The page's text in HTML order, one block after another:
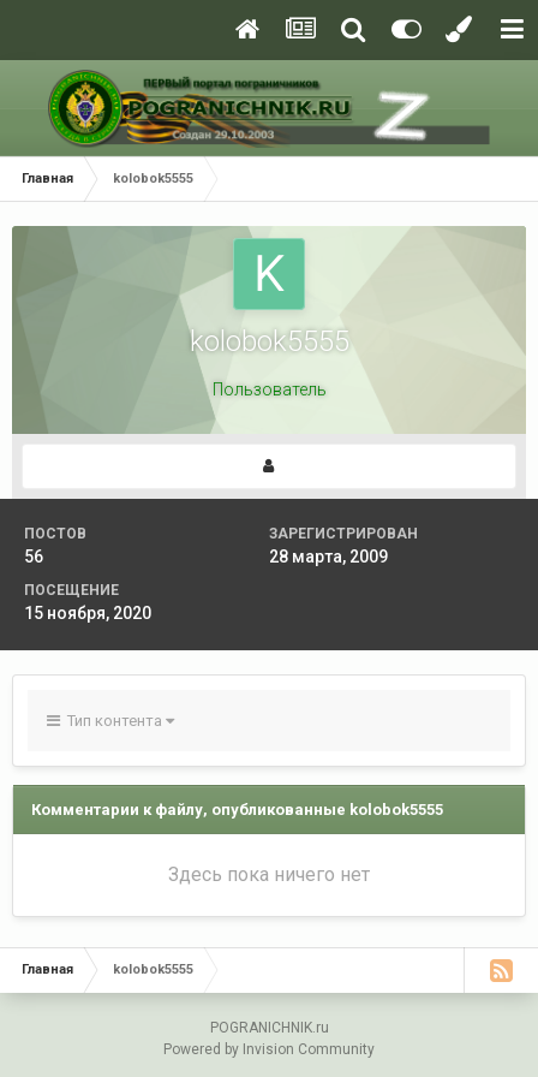
Главная kolobok5555
kolobok5555
Пользователь
ПОСТОВ
56
ЗАРЕГИСТРИРОВАН
28 марта, 2009
ПОСЕЩЕНИЕ
15 ноября, 2020
Тип контента
Комментарии к файлу, опубликованные kolobok5555
Здесь пока ничего нет
Главная kolobok5555
POGRANICHNIK.ru
Powered by Invision Community